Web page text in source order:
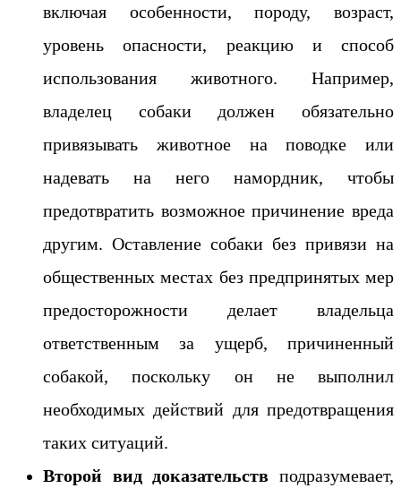
включая особенности, породу, возраст,
уровень опасности, реакцию и способ
использования животного. Например,
владелец собаки должен обязательно
привязывать животное на поводке или
надевать на него намордник, чтобы
предотвратить возможное причинение вреда
другим. Оставление собаки без привязи на
общественных местах без предпринятых мер
предосторожности делает владельца
ответственным за ущерб, причиненный
собакой, поскольку он не выполнил
необходимых действий для предотвращения
таких ситуаций.
Второй вид доказательств подразумевает,